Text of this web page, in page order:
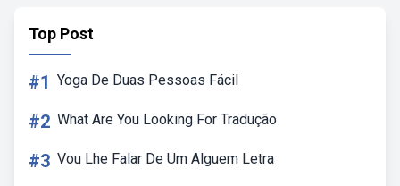
Top Post
#1 Yoga De Duas Pessoas Fácil
#2 What Are You Looking For Tradução
#3 Vou Lhe Falar De Um Alguem Letra